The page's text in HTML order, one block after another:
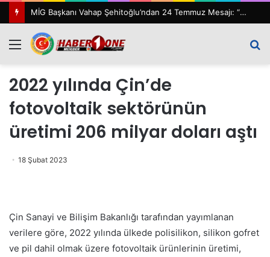
MİG Başkanı Vahap Şehitoğlu’ndan 24 Temmuz Mesajı: “111 Yıl Sonra Hâlâ Basın Özgürlüğünü Konuşuyoruz”
Menü
2022 yılında Çin’de
fotovoltaik sektörünün
üretimi 206 milyar doları aştı
18 Şubat 2023
Çin Sanayi ve Bilişim Bakanlığı tarafından yayımlanan
verilere göre, 2022 yılında ülkede polisilikon, silikon gofret
ve pil dahil olmak üzere fotovoltaik ürünlerinin üretimi,